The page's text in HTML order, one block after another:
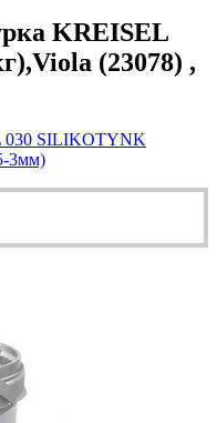
KREISEL
(23078) ,
030 SILIKOTYNK
3мм)